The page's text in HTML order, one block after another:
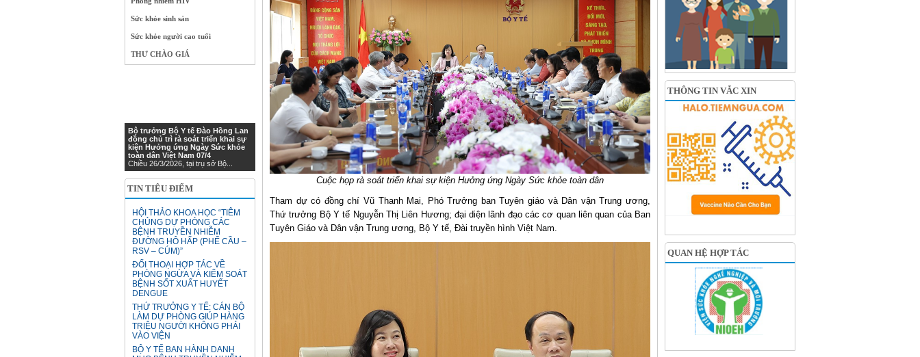
Sức khỏe sinh sản
Sức khỏe người cao tuổi
THƯ CHÀO GIÁ
Bộ trưởng Bộ Y tế Đào Hồng Lan
đồng chủ trì rà soát triển khai sự
kiện Hưởng ứng Ngày Sức khỏe
toàn dân Việt Nam 07/4
Chiều 26/3/2026, tại trụ sở Bộ...
TIN TIÊU ĐIỂM
HỘI THẢO KHOA HỌC “TIÊM
CHỦNG DỰ PHÒNG CÁC
BỆNH TRUYỀN NHIỄM
ĐƯỜNG HÔ HẤP (PHẾ CẦU –
RSV – CÚM)”
ĐỐI THOẠI HỢP TÁC VỀ
PHÒNG NGỪA VÀ KIỂM SOÁT
BỆNH SỐT XUẤT HUYẾT
DENGUE
THỨ TRƯỞNG Y TẾ: CÁN BỘ
LÀM DỰ PHÒNG GIÚP HÀNG
TRIỆU NGƯỜI KHÔNG PHẢI
VÀO VIỆN
BỘ Y TẾ BAN HÀNH DANH
Cuộc họp rà soát triển khai sự kiện Hưởng ứng Ngày Sức khỏe toàn dân
Tham dự có đồng chí Vũ Thanh Mai, Phó Trưởng ban Tuyên giáo và Dân vận Trung ương,
Thứ trưởng Bộ Y tế Nguyễn Thị Liên Hương; đại diện lãnh đạo các cơ quan liên quan của Ban
Tuyên Giáo và Dân vận Trung ương, Bộ Y tế, Đài truyền hình Việt Nam.
THÔNG TIN VẮC XIN
QUAN HỆ HỢP TÁC